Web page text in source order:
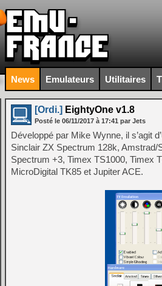
News Emulateurs Utilitaires
[Ordi.] EightyOne v1.8
Posté le 06/11/2017 à 17:41 par Jets
Développé par Mike Wynne, il s’agit
Sinclair ZX Spectrum 128k,
Spectrum +3, Timex TS1000, Timex
MicroDigital TK85 et Jupiter ACE.